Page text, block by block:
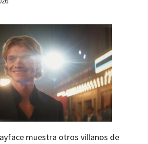
muestra otros villanos de